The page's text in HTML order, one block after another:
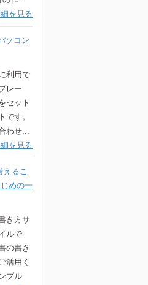
を見る
ソコン
利用で
レー
セット
です。
わせ...
を見る
えるこ
めの一
き方サ
ルで
の書き
活用く
プル